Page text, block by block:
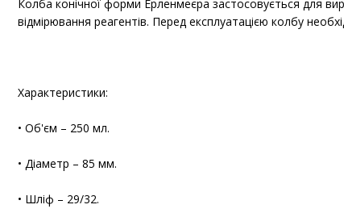
Опис Відгуків (0)
Характеристики:
• Об'єм – 250 мл.
• Діаметр – 85 мм.